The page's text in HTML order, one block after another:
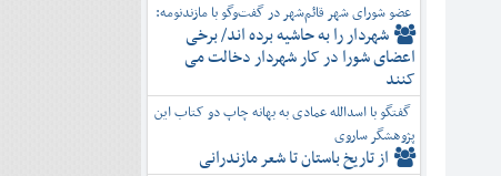
عضو شورای شهر قائم‌شهر در گفت‌و‌گو با مازندنومه:
شهردار را به حاشیه برده اند/ برخی
اعضای شورا در کار شهردار دخالت می
کنند
گفتگو با اسدالله عمادی به بهانه چاپ دو کتاب این
پژوهشگر ساروی
از تاریخ باستان تا شعر مازندرانی